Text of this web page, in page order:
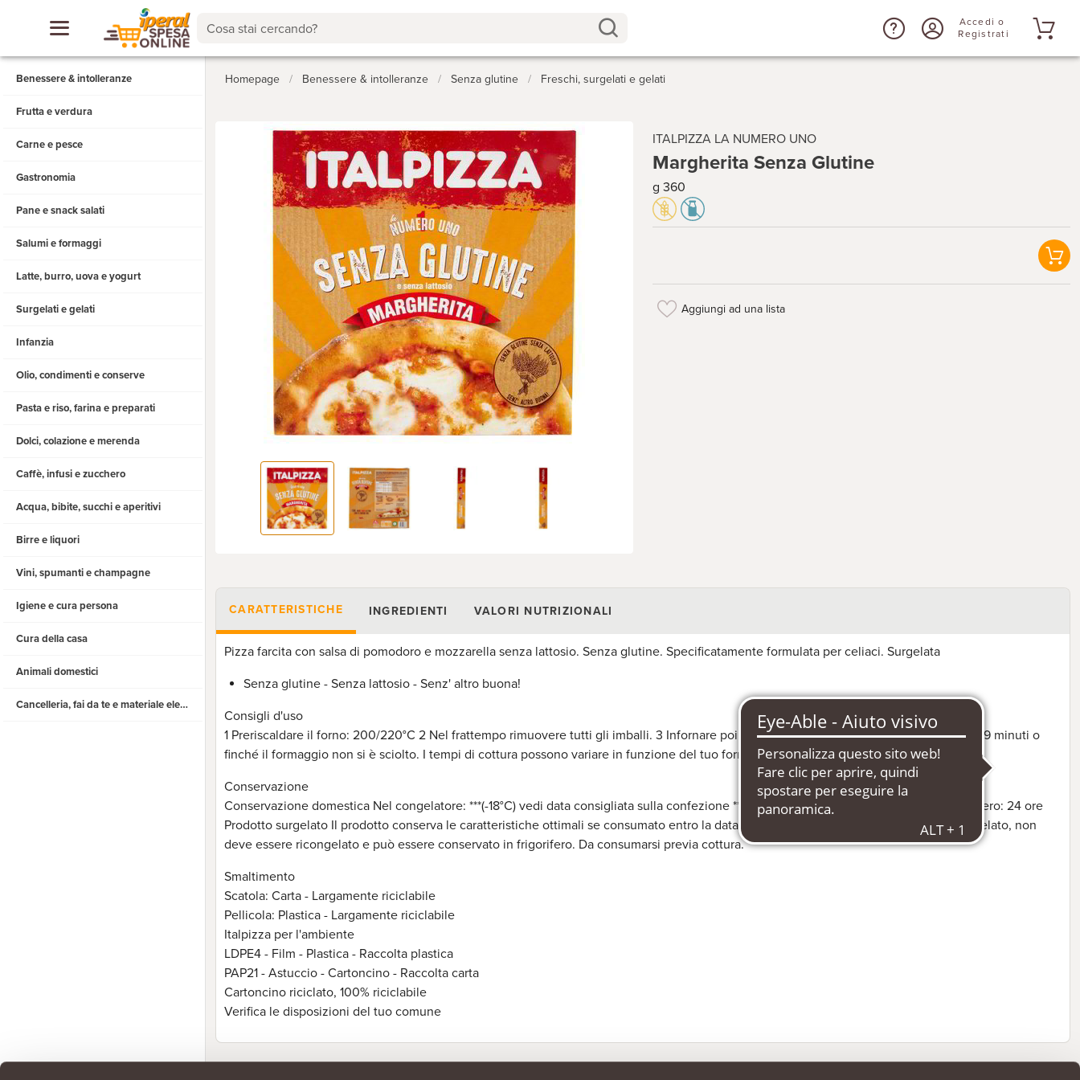
Cosa stai cercando?
Accedi o
Registrati
Benessere & intolleranze
Frutta e verdura
Carne e pesce
Gastronomia
Pane e snack salati
Salumi e formaggi
Latte, burro, uova e yogurt
Surgelati e gelati
Infanzia
Olio, condimenti e conserve
Pasta e riso, farina e preparati
Dolci, colazione e merenda
Caffè, infusi e zucchero
Acqua, bibite, succhi e aperitivi
Birre e liquori
Vini, spumanti e champagne
Igiene e cura persona
Cura della casa
Animali domestici
Cancelleria, fai da te e materiale elettrico
Homepage / Benessere & intolleranze / Senza glutine / Freschi, surgelati e gelati
ITALPIZZA LA NUMERO UNO
Margherita Senza Glutine
g 360
Aggiungi ad una lista
CARATTERISTICHE INGREDIENTI VALORI NUTRIZIONALI
Pizza farcita con salsa di pomodoro e mozzarella senza lattosio. Senza glutine. Specificatamente formulata per celiaci. Surgelata
Senza glutine - Senza lattosio - Senz' altro buona!
Consigli d'uso
1 Preriscaldare il forno: 200/220°C 2 Nel frattempo rimuovere tutti gli imballi. 3 Infornare poi sulla griglia a metà altezza e cuocete per 7-9 minuti o
finché il formaggio non si è sciolto. I tempi di cottura possono variare in funzione del tuo forno.
Conservazione
Conservazione domestica Nel congelatore: ***(-18°C) vedi data consigliata sulla confezione **(-12°C) 1 mese *(-6°C) 1 settimana Nel frigorifero: 24 ore
Prodotto surgelato Il prodotto conserva le caratteristiche ottimali se consumato entro la data riportata sulla confezione. Una volta scongelato, non
deve essere ricongelato e può essere conservato in frigorifero. Da consumarsi previa cottura.
Smaltimento
Scatola: Carta - Largamente riciclabile
Pellicola: Plastica - Largamente riciclabile
Italpizza per l'ambiente
LDPE4 - Film - Plastica - Raccolta plastica
PAP21 - Astuccio - Cartoncino - Raccolta carta
Cartoncino riciclato, 100% riciclabile
Verifica le disposizioni del tuo comune